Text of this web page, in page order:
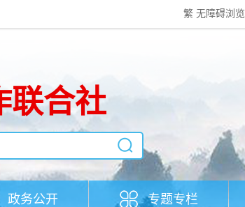
繁 无障碍浏览
联合社
政务公开 专题专栏